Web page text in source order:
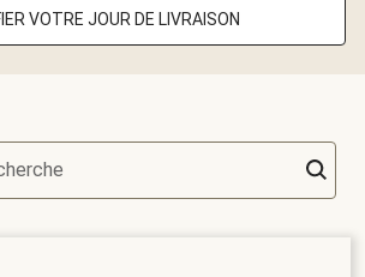
VOTRE JOUR DE LIVRAISON